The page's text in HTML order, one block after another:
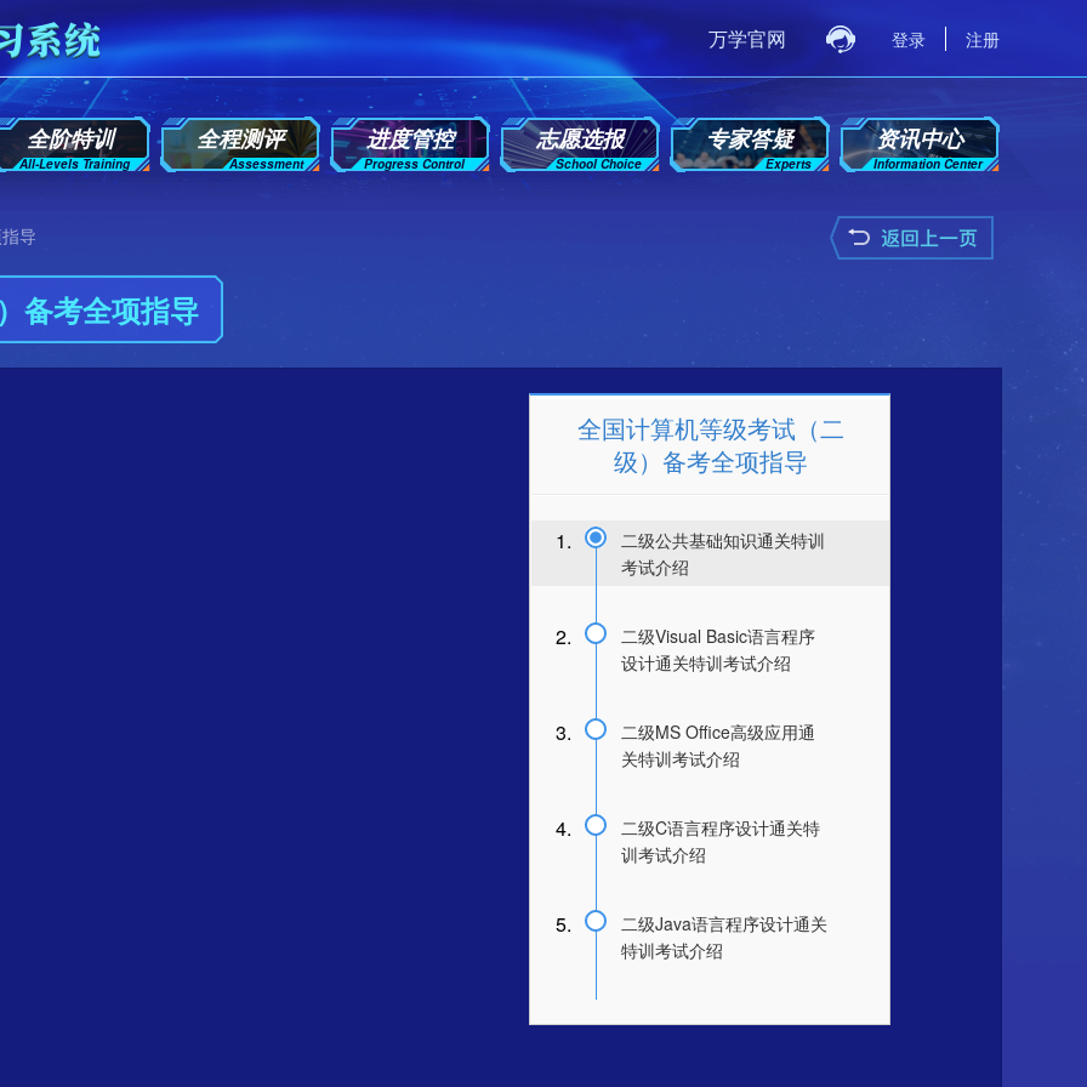
万学官网 登录 注册
全阶特训
All-Levels Training
全程测评
Assessment
进度管控
Progress Control
志愿选报
School Choice
专家答疑
Experts
资讯中心
Information Center
导
备考全项指导
评价
全国计算机等级考试（二
级）备考全项指导
1.
二级公共基础知识通关特训
考试介绍
2.
二级Visual Basic语言程序
设计通关特训考试介绍
3.
二级MS Office高级应用通
关特训考试介绍
4.
二级C语言程序设计通关特
训考试介绍
5.
二级Java语言程序设计通关
特训考试介绍